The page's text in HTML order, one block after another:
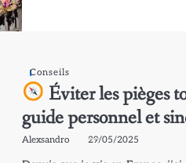
Conseils
Éviter les pièges
guide personnel et
Alexsandro 29/05/2025